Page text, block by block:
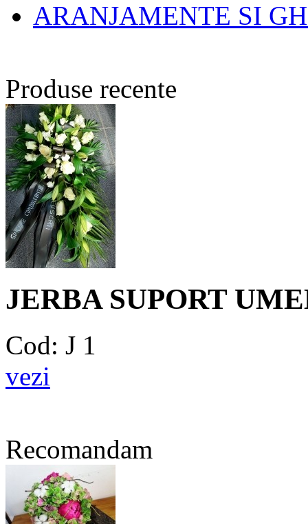
ARANJAMENTE SI
Produse recente
JERBA SUPORT
Cod: J 1
vezi
Recomandam